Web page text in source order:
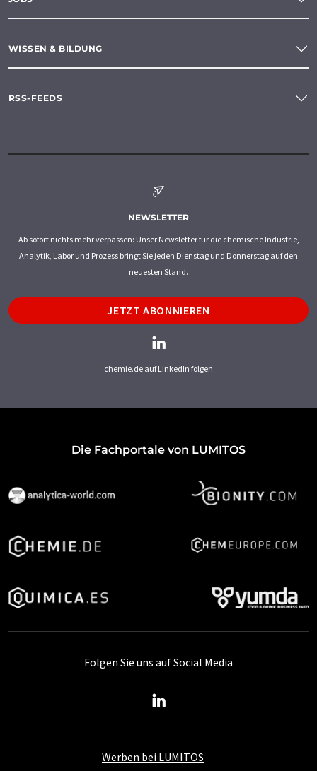
WISSEN & BILDUNG
RSS-FEEDS
NEWSLETTER
Ab sofort nichts mehr verpassen: Unser Newsletter für die chemische Industrie,
Analytik, Labor und Prozess bringt Sie jeden Dienstag und Donnerstag auf den
neuesten Stand.
JETZT ABONNIEREN
chemie.de auf LinkedIn folgen
Die Fachportale von LUMITOS
Werben bei LUMITOS
Folgen Sie uns auf Social Media